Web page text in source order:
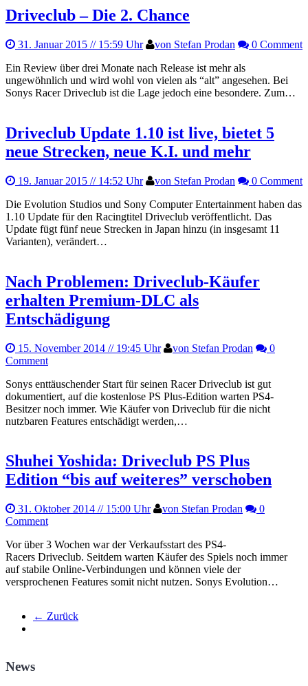
Driveclub – Die 2. Chance
31. Januar 2015 // 15:59 Uhr von Stefan Prodan
0 Comment
Ein Review über drei Monate nach Release ist mehr als
ungewöhnlich und wird wohl von vielen als “alt” angesehen. Bei
Sonys Racer Driveclub ist die Lage jedoch eine besondere. Zum…
Driveclub Update 1.10 ist live, bietet 5
neue Strecken, neue K.I. und mehr
19. Januar 2015 // 14:52 Uhr von Stefan Prodan
0 Comment
Die Evolution Studios und Sony Computer Entertainment haben das
1.10 Update für den Racingtitel Driveclub veröffentlicht. Das
Update fügt fünf neue Strecken in Japan hinzu (in insgesamt 11
Varianten), verändert…
Nach Problemen: Driveclub-Käufer
erhalten Premium-DLC als
Entschädigung
15. November 2014 // 19:45 Uhr von Stefan Prodan
0
Comment
Sonys enttäuschender Start für seinen Racer Driveclub ist gut
dokumentiert, auf die kostenlose PS Plus-Edition warten PS4-
Besitzer noch immer. Wie Käufer von Driveclub für die nicht
nutzbaren Features entschädigt werden,…
Shuhei Yoshida: Driveclub PS Plus
Edition “bis auf weiteres” verschoben
31. Oktober 2014 // 15:00 Uhr von Stefan Prodan
0
Comment
Vor über 3 Wochen war der Verkaufsstart des PS4-
Racers Driveclub. Seitdem warten Käufer des Spiels noch immer
auf stabile Online-Verbindungen und können viele der
versprochenen Features somit nicht nutzen. Sonys Evolution…
← Zurück
News